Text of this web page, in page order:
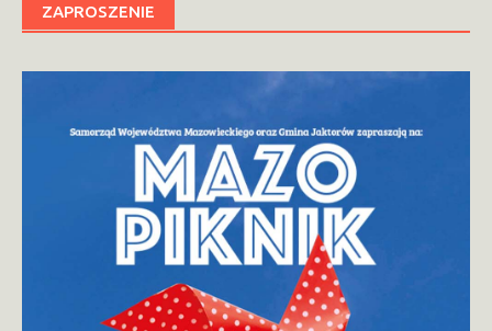
ZAPROSZENIE